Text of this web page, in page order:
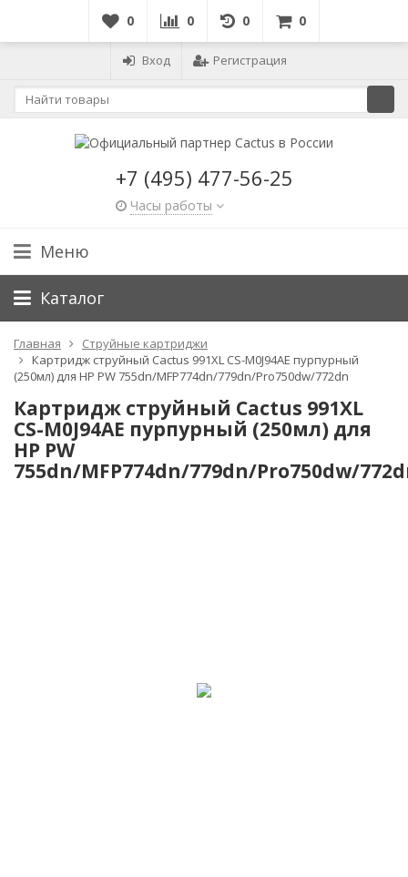
0 0 0 0
Вход Регистрация
+7 (495) 477-56-25
Часы работы
Меню
Каталог
Главная
Струйные картриджи
Картридж струйный Cactus 991XL CS-M0J94AE пурпурный
(250мл) для HP PW 755dn/MFP774dn/779dn/Pro750dw/772dn
Картридж струйный Cactus 991XL
CS-M0J94AE пурпурный (250мл) для
HP PW
755dn/MFP774dn/779dn/Pro750dw/